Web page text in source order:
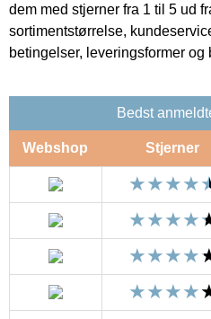
dem med stjerner fra 1 til 5 ud
sortimentstørrelse,
betingelser, leveringsformer
Bedst
Webshop Stjerner